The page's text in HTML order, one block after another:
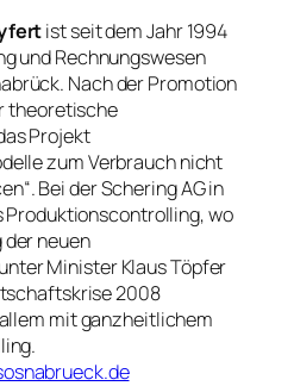
ist seit dem Jahr 1994
und Rechnungswesen
Nach der Promotion
theoretische
Projekt
zum Verbrauch nicht
Bei der Schering AG in
Produktionscontrolling, wo
neuen
Minister Klaus Töpfer
2008
mit ganzheitlichem